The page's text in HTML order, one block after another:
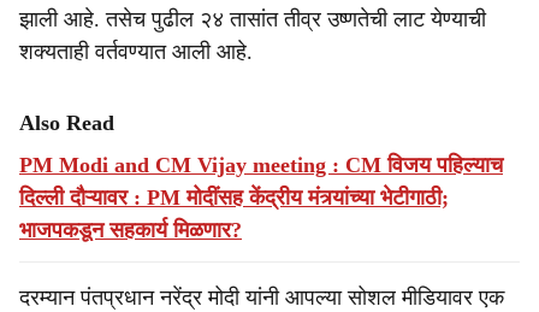
झाली आहे. तसेच पुढील २४ तासांत तीव्र उष्णतेची लाट येण्याची
शक्यताही वर्तवण्यात आली आहे.
Also Read
PM Modi and CM Vijay meeting : CM विजय पहिल्याच
दिल्ली दौऱ्यावर : PM मोदींसह केंद्रीय मंत्र्यांच्या भेटीगाठी;
भाजपकडून सहकार्य मिळणार?
दरम्यान पंतप्रधान नरेंद्र मोदी यांनी आपल्या सोशल मीडियावर एक